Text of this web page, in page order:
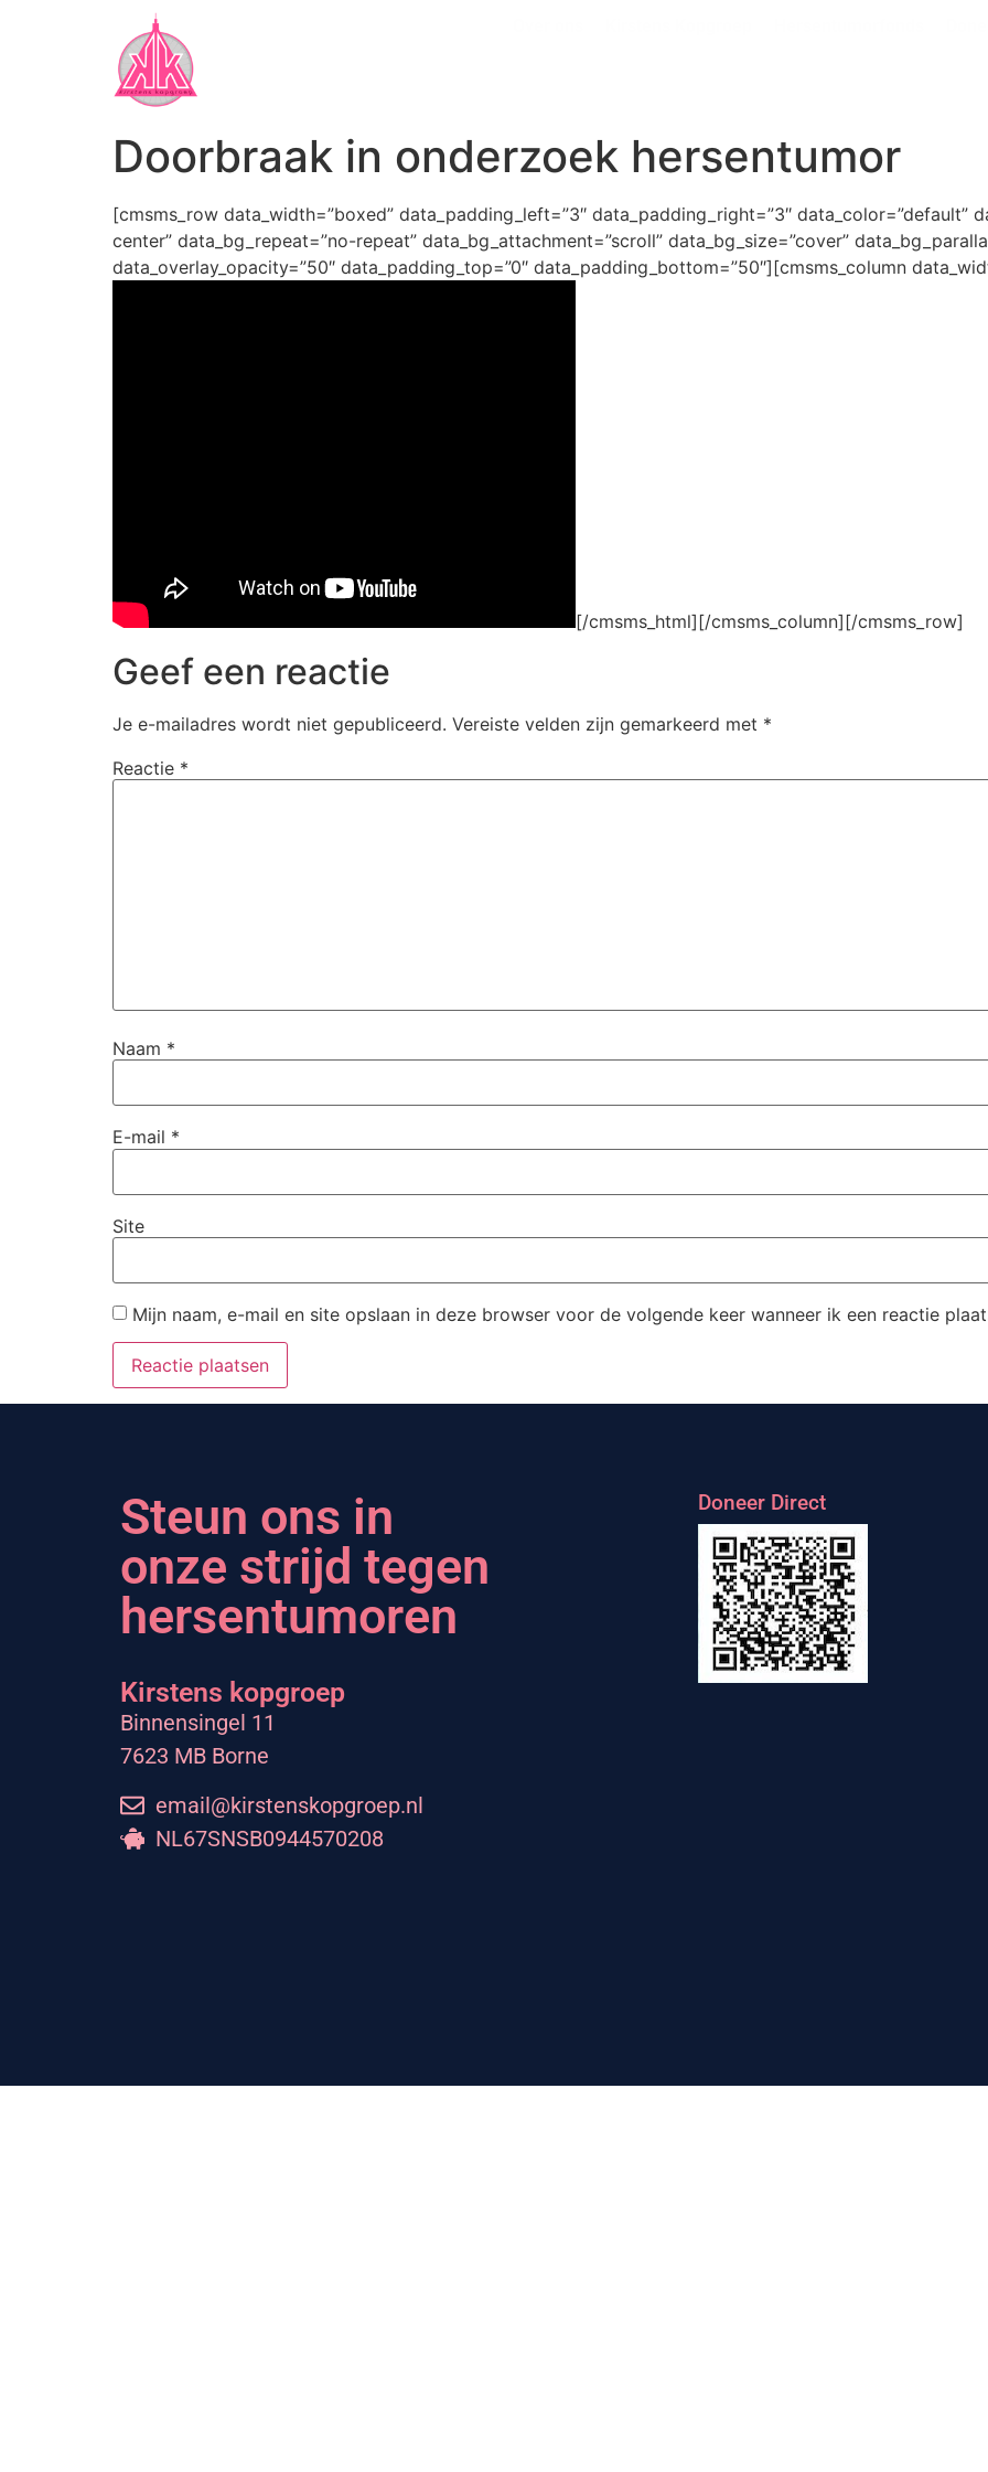
Doorbraak in onderzoek hersentumor
[cmsms_row data_width=”boxed” data_padding_left=”3″ data_padding_right=”3″
center” data_bg_repeat=”no-repeat” data_bg_attachment=”scroll” data_bg_size=”cover”
data_overlay_opacity=”50″ data_padding_top=”0″ data_padding_bottom=”50″][cmsms_column
[/cmsms_html][/cmsms_column][/cmsms_row]
Geef een reactie
Je e-mailadres wordt niet gepubliceerd. Vereiste velden zijn gemarkeerd met *
Reactie *
Naam *
E-mail *
Site
Mijn naam, e-mail en site opslaan in deze browser voor de volgende keer wanneer ik een reactie
Steun ons in
onze strijd tegen
hersentumoren
Kirstens kopgroep
Binnensingel 11
7623 MB Borne
email@kirstenskopgroep.nl
NL67SNSB0944570208
Doneer Direct